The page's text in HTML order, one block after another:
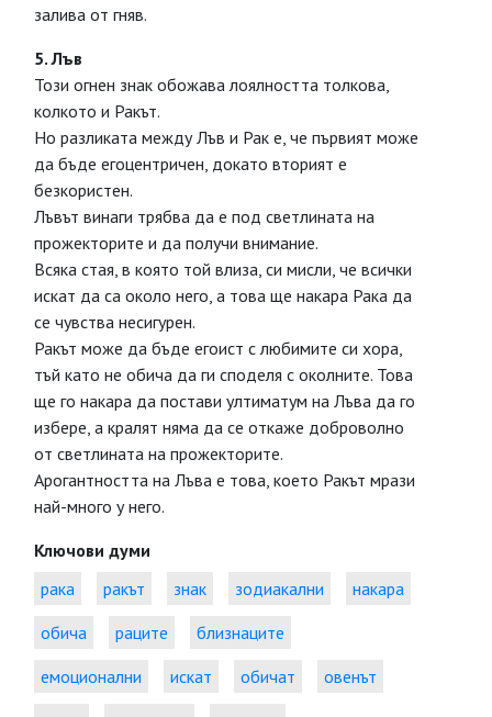
залива от гняв.
5. Лъв
Този огнен знак обожава лоялността толкова,
колкото и Ракът.
Но разликата между Лъв и Рак е, че първият може
да бъде егоцентричен, докато вторият е
безкористен.
Лъвът винаги трябва да е под светлината на
прожекторите и да получи внимание.
Всяка стая, в която той влиза, си мисли, че всички
искат да са около него, а това ще накара Рака да
се чувства несигурен.
Ракът може да бъде егоист с любимите си хора,
тъй като не обича да ги споделя с околните. Това
ще го накара да постави ултиматум на Лъва да го
избере, а кралят няма да се откаже доброволно
от светлината на прожекторите.
Арогантността на Лъва е това, което Ракът мрази
най-много у него.
Ключови думи
рака
ракът знак зодиакални
накара
обича
раците
близнаците
емоционални
искат обичат
овенът